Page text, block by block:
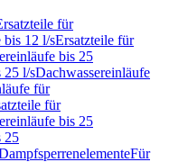
für
bis 12 l/sErsatzteile für
bis 25
25 l/sDachwassereinläufe
für
für
bis 25
25
Für